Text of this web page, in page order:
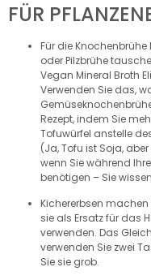
FÜR
Für die
oder Pilzbrühe
Vegan Mineral Broth
Verwenden Sie das,
Rezept, indem Sie
Tofuwürfel anstelle
(Ja, Tofu ist Soja,
wenn Sie während
benötigen – Sie
Kichererbsen
sie als Ersatz für das
verwenden. Das
verwenden Sie zwei
Sie sie grob.